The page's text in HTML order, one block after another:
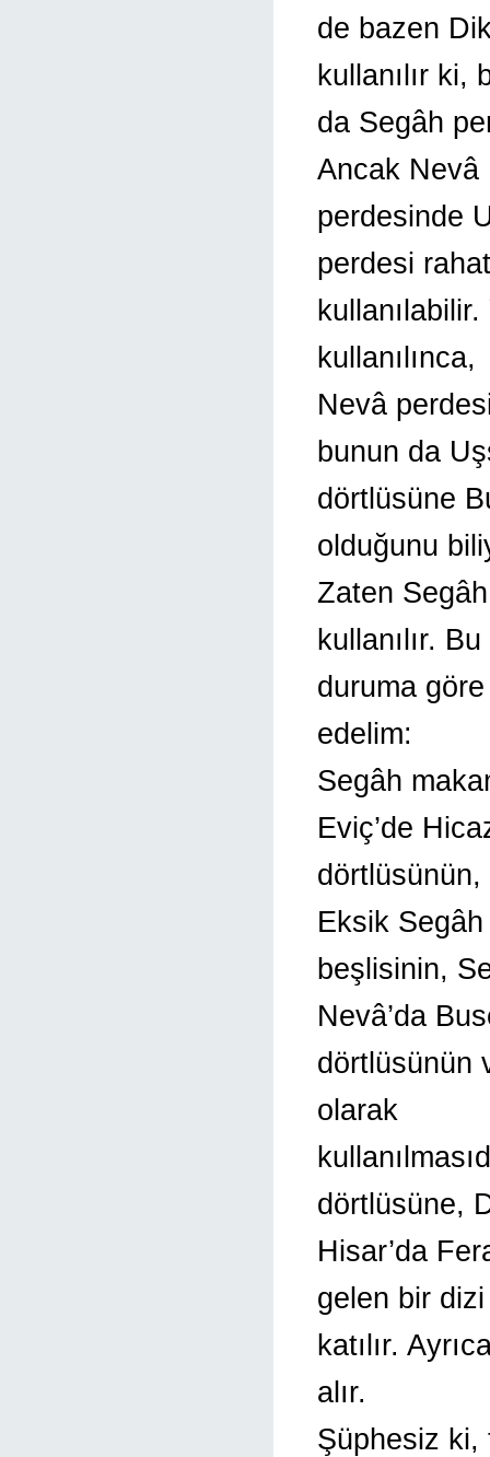
de bazen
kullanılır ki,
da Segâh
Ancak Nevâ
perdesinde
perdesi
kullanılınca,
Nevâ
bunun da
dörtlüsüne
olduğunu
Zaten
kullanılır. Bu
duruma
edelim:
Segâh
Eviç’de
Eksik Segâh
beşlisinin,
Nevâ’da
dörtlüsünün
olarak
dörtlüsüne,
Hisar’da
gelen bir
katılır.
alır.
Şüphesiz ki,